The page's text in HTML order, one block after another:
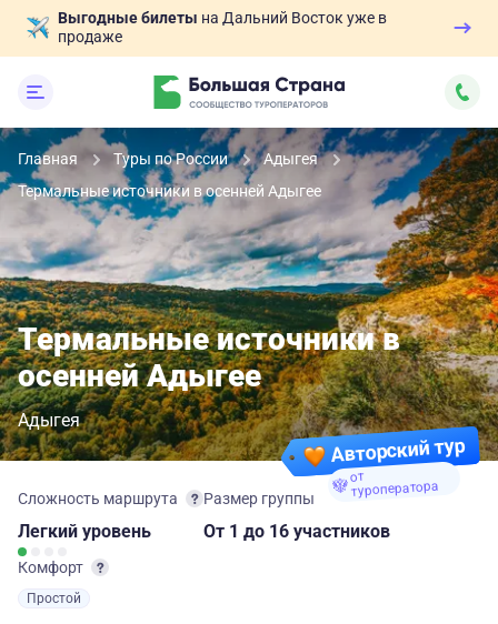
Выгодные билеты на Дальний Восток уже в
продаже
Главная Туры по России
Адыгея
Термальные источники в осенней Адыгее
Авторский тур
от
туроператора
Термальные источники в
осенней Адыгее
Адыгея
Сложность маршрута
Легкий уровень
Комфорт
Простой
Размер группы
От 1 до 16 участников